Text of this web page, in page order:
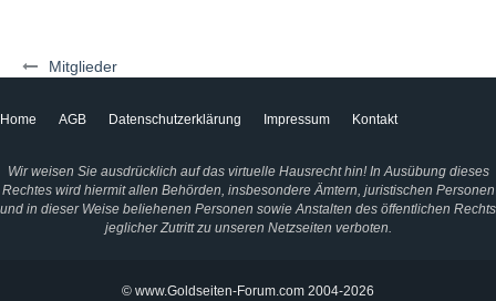
Mitglieder
Home AGB Datenschutzerklärung Impressum Kontakt
Wir weisen Sie ausdrücklich auf das virtuelle Hausrecht hin! In Ausübung dieses
Rechtes wird hiermit allen Behörden, insbesondere Ämtern, juristischen Personen
und in dieser Weise beliehenen Personen sowie Anstalten des öffentlichen Rechts
jeglicher Zutritt zu unseren Netzseiten verboten.
© www.Goldseiten-Forum.com 2004-2026